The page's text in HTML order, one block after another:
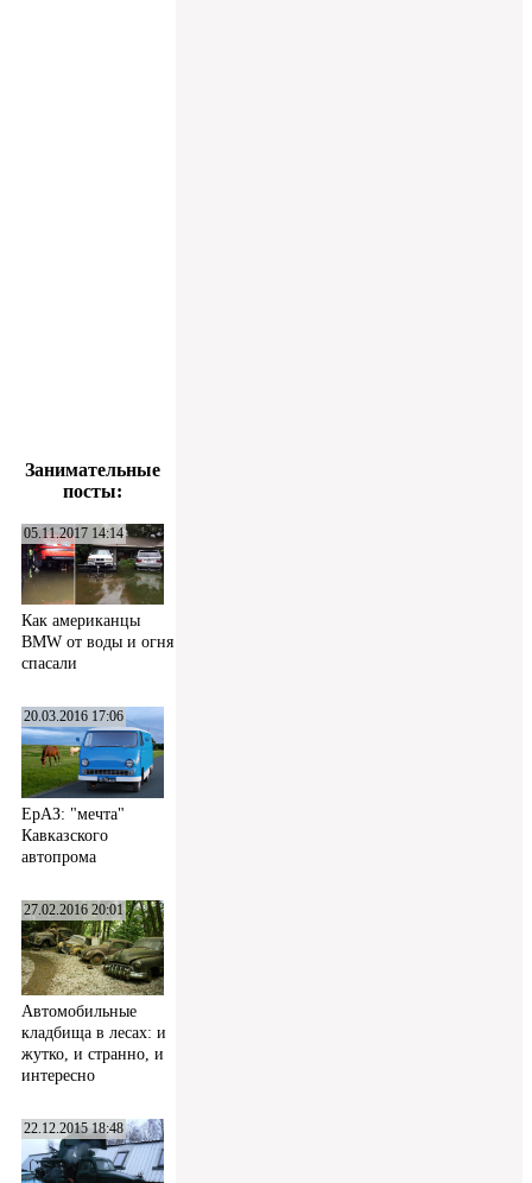
Занимательные
посты:
05.11.2017 14:14
Как американцы
BMW от воды и огня
спасали
20.03.2016 17:06
ЕрАЗ: "мечта"
Кавказского
автопрома
27.02.2016 20:01
Автомобильные
кладбища в лесах: и
жутко, и странно, и
интересно
22.12.2015 18:48